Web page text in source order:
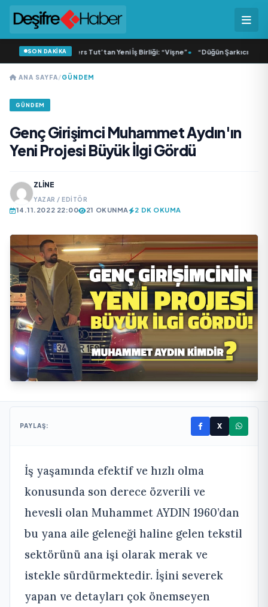
SON DAKİKA
ve Dolu Kadehi Ters Tut’tan Yeni İş Birliği: “Vişne”• “Düğün Şarkıcısı”
ANA SAYFA/GÜNDEM
GÜNDEM
Genç Girişimci Muhammet Aydın'ın
Yeni Projesi Büyük İlgi Gördü
ZLINE
YAZAR / EDITÖR
14.11.2022 22:00 21 OKUNMA 2 DK OKUMA
PAYLAŞ: X
İş yaşamında efektif ve hızlı olma
konusunda son derece özverili ve
hevesli olan Muhammet AYDIN 1960’dan
bu yana aile geleneği haline gelen tekstil
sektörünü ana işi olarak merak ve
istekle sürdürmektedir. İşini severek
yapan ve detayları çok önemseyen